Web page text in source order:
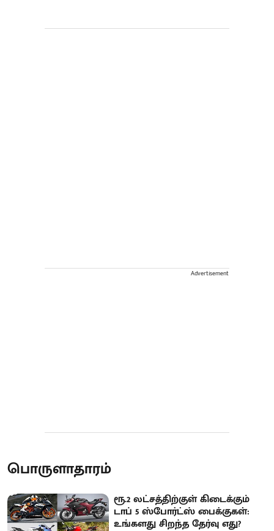
Advertisement
பொருளாதாரம்
ரூ.2 லட்சத்திற்குள் கிடைக்கும்
டாப் 5 ஸ்போர்ட்ஸ் பைக்குகள்:
உங்களது சிறந்த தேர்வு எது?